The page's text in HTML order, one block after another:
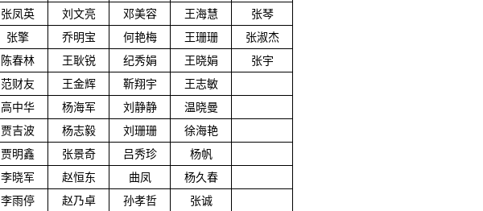
张凤英 刘文亮 邓美容 王海慧
张琴
张擎 乔明宝 何艳梅 王珊珊
张淑杰
陈春林 王耿锐 纪秀娟 王晓娟
张宇
范财友 王金辉 靳翔宇
王志敏
高中华 杨海军 刘静静
温晓曼
贾吉波 杨志毅 刘珊珊
徐海艳
贾明鑫 张景奇 吕秀珍
杨帆
李晓军 赵恒东 曲凤
杨久春
李雨停 赵乃卓 孙孝哲 张诚